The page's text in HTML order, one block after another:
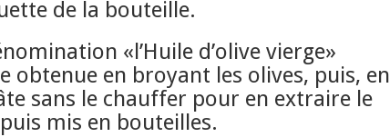
de la bouteille.
«l’Huile d’olive vierge»
obtenue en broyant les olives, puis, en
sans le chauffer pour en extraire le
puis mis en bouteilles.